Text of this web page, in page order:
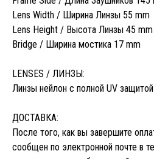
Lens Width / Ширина Линзы 55 mm
Lens Height / Высота Линзы 45 mm
Bridge / Ширина мостика 17 mm
LENSES / ЛИНЗЫ:
Линзы нейлон с полной UV
ДОСТАВКА:
После того, как вы завершите
сообщен по электронной почте в